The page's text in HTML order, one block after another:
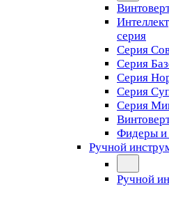
серия
Серия
Серия
Серия
Серия
Серия
Фидеры и
Ручной
Ручной